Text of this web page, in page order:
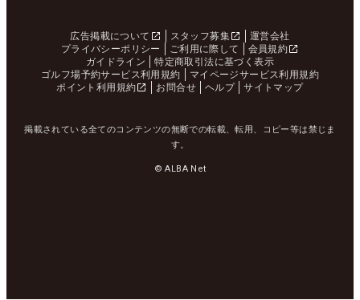
広告掲載について スタッフ募集
運営会社
プライバシーポリシー
ご利用に際して
会員規約
ガイドライン
特定商取引法に基づく表示
ゴルフ場予約サービス利用規約
マイページサービス利用規約
ポイント利用規約
お問合せ ヘルプ サイトマップ
掲載されている全てのコンテンツの無断での転載、転用、コピー等は禁じま
す。
© ALBA Net